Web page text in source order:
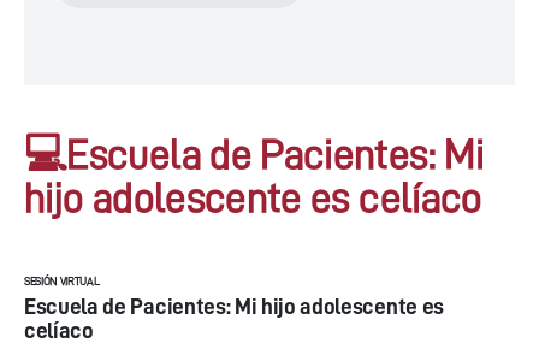
💻Escuela de Pacientes: Mi
hijo adolescente es celíaco
SESIÓN VIRTUAL
Escuela de Pacientes: Mi hijo adolescente es
celíaco